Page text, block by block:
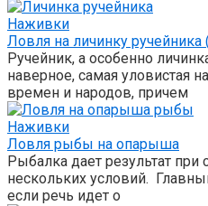
Наживки
Ловля на личинку ручейника
Ручейник, а особенно
наверное, самая уловистая
времен и народов, причем
Наживки
Ловля рыбы на опарыша
Рыбалка дает результат
нескольких условий.
если речь идет о